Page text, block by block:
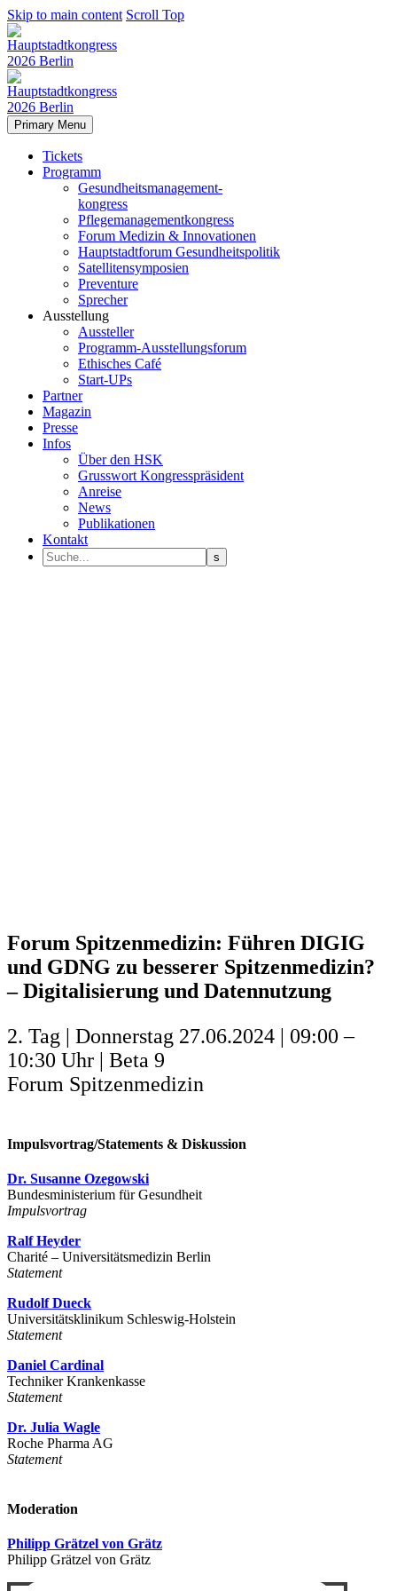
Skip to main content Scroll Top
Primary Menu
Tickets
Programm
Gesundheitsmanagement-
kongress
Pflegemanagementkongress
Forum Medizin & Innovationen
Hauptstadtforum Gesundheitspolitik
Satellitensymposien
Preventure
Sprecher
Ausstellung
Aussteller
Programm-Ausstellungsforum
Ethisches Café
Start-UPs
Partner
Magazin
Presse
Infos
Über den HSK
Grusswort Kongresspräsident
Anreise
News
Publikationen
Kontakt
Forum Spitzenmedizin: Führen DIGIG
und GDNG zu besserer Spitzenmedizin?
– Digitalisierung und Datennutzung
2. Tag | Donnerstag 27.06.2024 | 09:00 –
10:30 Uhr | Beta 9
Forum Spitzenmedizin
Impulsvortrag/Statements & Diskussion
Dr. Susanne Ozegowski
Bundesministerium für Gesundheit
Impulsvortrag
Ralf Heyder
Charité – Universitätsmedizin Berlin
Statement
Rudolf Dueck
Universitätsklinikum Schleswig-Holstein
Statement
Daniel Cardinal
Techniker Krankenkasse
Statement
Dr. Julia Wagle
Roche Pharma AG
Statement
Moderation
Philipp Grätzel von Grätz
Philipp Grätzel von Grätz